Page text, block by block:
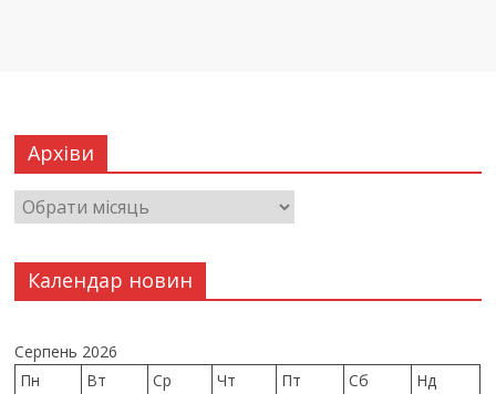
Архіви
Календар новин
Серпень 2026
Пн
Вт Ср Чт Пт Сб
Нд